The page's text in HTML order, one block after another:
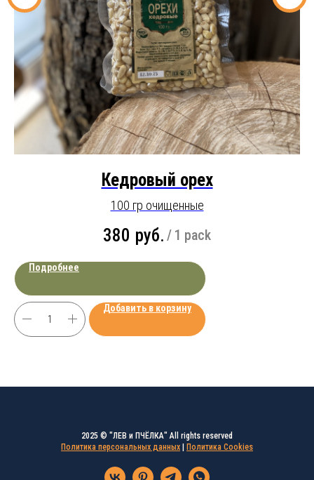
Кедровый орех
100 гр очищенные
380 руб. / 1 pack
Подробнее
Добавить в корзину
2025 © "ЛЕВ и ПЧЁЛКА" All rights reserved
Политика персональных данных | Политика Cookies